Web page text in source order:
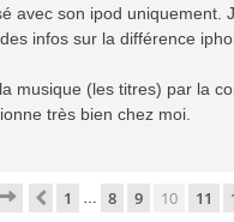
avec son ipod uniquement.
infos sur la différence
musique (les titres) par la
très bien chez moi.
Page 10 sur 13
Précédente
1 … 8 9 10 11